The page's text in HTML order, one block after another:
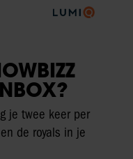
je twee keer per
de royals in je